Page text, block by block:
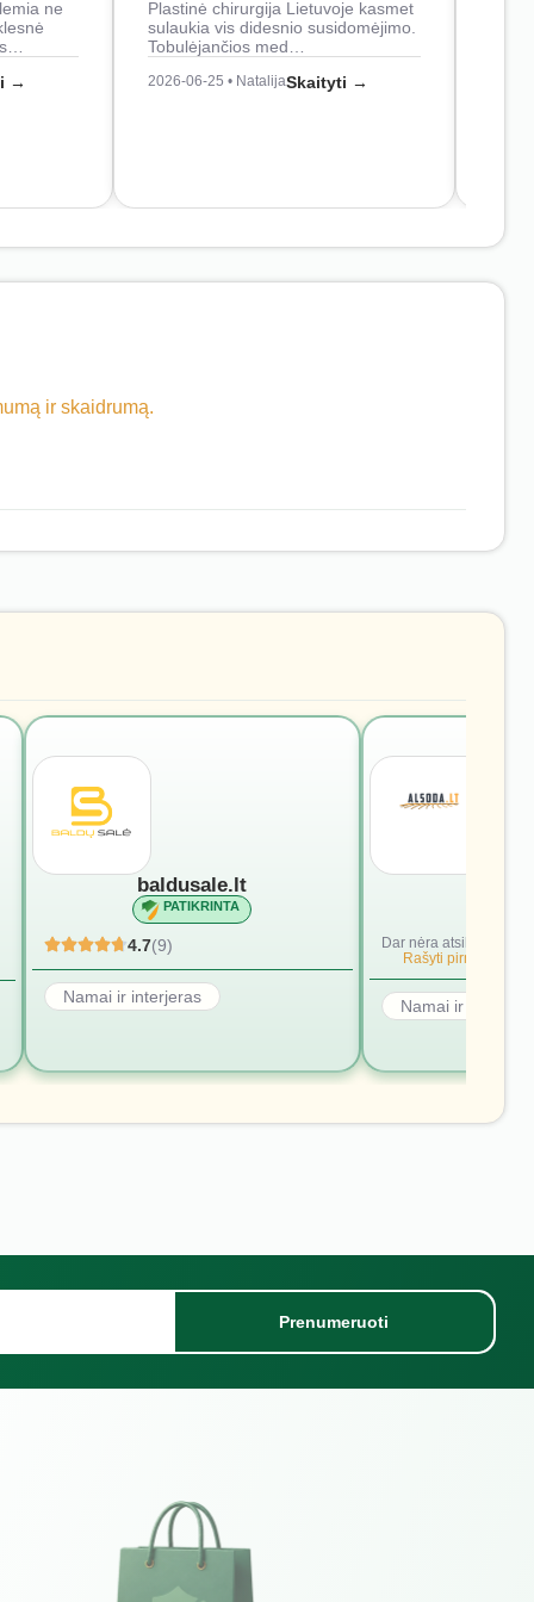
ne
→
Plastinė chirurgija Lietuvoje kasmet
sulaukia vis didesnio susidomėjimo.
Tobulėjančios med…
2026-06-25 • NatalijaSkaityti →
ir skaidrumą.
baldusale.lt
PATIKRINTA
4.7(9)
Namai ir interjeras
Dar nėra atsiliepimų.
Rašyti pirmąjį.
Namai ir
Prenumeruoti